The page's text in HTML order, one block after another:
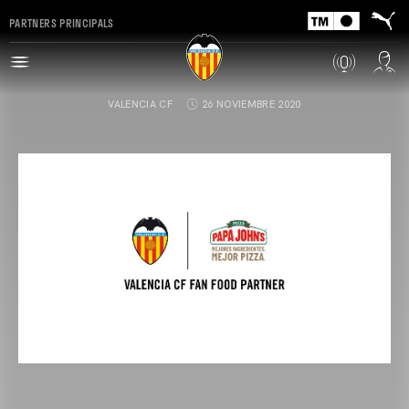
PARTNERS PRINCIPALS
VALENCIA CF 26 NOVIEMBRE 2020